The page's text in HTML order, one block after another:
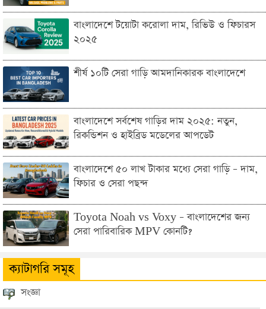
বাংলাদেশে টয়োটা করোলা দাম, রিভিউ ও ফিচারস
২০২৫
শীর্ষ ১০টি সেরা গাড়ি আমদানিকারক বাংলাদেশে
বাংলাদেশে সর্বশেষ গাড়ির দাম ২০২৫: নতুন,
রিকন্ডিশন ও হাইব্রিড মডেলের আপডেট
বাংলাদেশে ৫০ লাখ টাকার মধ্যে সেরা গাড়ি – দাম,
ফিচার ও সেরা পছন্দ
Toyota Noah vs Voxy – বাংলাদেশের জন্য
সেরা পারিবারিক MPV কোনটি?
ক্যাটাগরি সমূহ
সংজ্ঞা